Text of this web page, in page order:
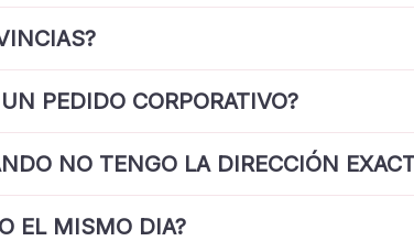
PEDIDO CORPORATIVO?
NO TENGO LA DIRECCIÓN
EL MISMO DIA?